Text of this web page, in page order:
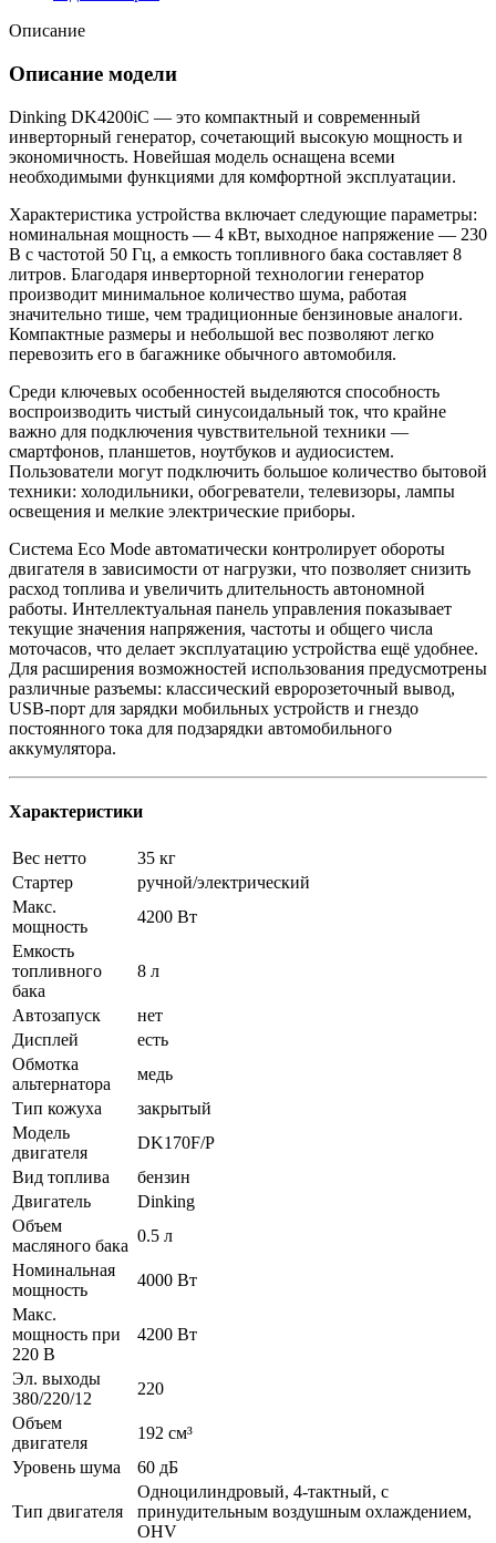
Описание
Описание модели
Dinking DK4200iC — это компактный и современный
инверторный генератор, сочетающий высокую мощность и
экономичность. Новейшая модель оснащена всеми
необходимыми функциями для комфортной эксплуатации.
Характеристика устройства включает следующие параметры:
номинальная мощность — 4 кВт, выходное напряжение — 230
В с частотой 50 Гц, а емкость топливного бака составляет 8
литров. Благодаря инверторной технологии генератор
производит минимальное количество шума, работая
значительно тише, чем традиционные бензиновые аналоги.
Компактные размеры и небольшой вес позволяют легко
перевозить его в багажнике обычного автомобиля.
Среди ключевых особенностей выделяются способность
воспроизводить чистый синусоидальный ток, что крайне
важно для подключения чувствительной техники —
смартфонов, планшетов, ноутбуков и аудиосистем.
Пользователи могут подключить большое количество бытовой
техники: холодильники, обогреватели, телевизоры, лампы
освещения и мелкие электрические приборы.
Система Eco Mode автоматически контролирует обороты
двигателя в зависимости от нагрузки, что позволяет снизить
расход топлива и увеличить длительность автономной
работы. Интеллектуальная панель управления показывает
текущие значения напряжения, частоты и общего числа
моточасов, что делает эксплуатацию устройства ещё удобнее.
Для расширения возможностей использования предусмотрены
различные разъемы: классический евророзеточный вывод,
USB-порт для зарядки мобильных устройств и гнездо
постоянного тока для подзарядки автомобильного
аккумулятора.
Характеристики
Вес нетто
35 кг
Стартер
ручной/электрический
Макс.
мощность
4200 Вт
Емкость
топливного
бака
8 л
Автозапуск
нет
Дисплей
есть
Обмотка
альтернатора
медь
Тип кожуха
закрытый
Модель
двигателя
DK170F/P
Вид топлива
бензин
Двигатель
Dinking
Объем
масляного бака
0.5 л
Номинальная
мощность
4000 Вт
Макс.
мощность при
220 В
4200 Вт
Эл. выходы
380/220/12
220
Объем
двигателя
192 см³
Уровень шума
60 дБ
Тип двигателя
Одноцилиндровый, 4-тактный, с
принудительным воздушным охлаждением,
OHV